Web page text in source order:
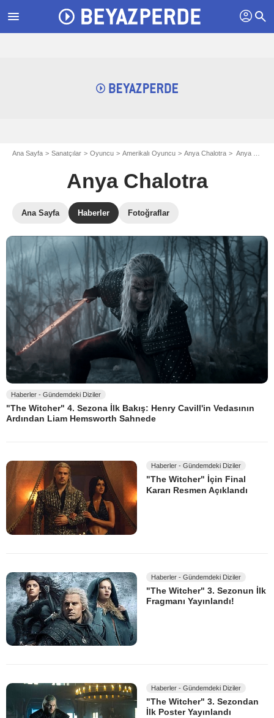
menu profil search
Ana Sayfa Sanatçılar Oyuncu Amerikalı Oyuncu Anya Chalotra Anya Chalotra: Haberler
Anya Chalotra
Ana Sayfa Haberler Fotoğraflar
Haberler - Gündemdeki Diziler
"The Witcher" 4. Sezona İlk Bakış: Henry Cavill'in Vedasının
Ardından Liam Hemsworth Sahnede
Haberler - Gündemdeki Diziler
"The Witcher" İçin Final
Kararı Resmen Açıklandı
Haberler - Gündemdeki Diziler
"The Witcher" 3. Sezonun İlk
Fragmanı Yayınlandı!
Haberler - Gündemdeki Diziler
"The Witcher" 3. Sezondan
İlk Poster Yayınlandı